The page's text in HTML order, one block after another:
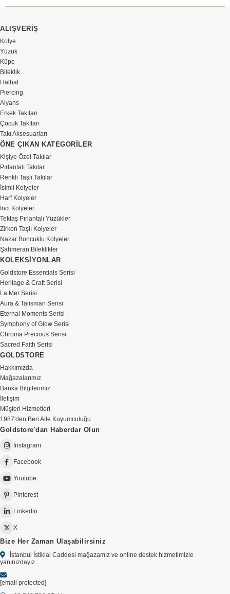
ALIŞVERİŞ
Kolye
Yüzük
Küpe
Bileklik
Halhal
Piercing
Alyans
Erkek Takıları
Çocuk Takıları
Takı Aksesuarları
ÖNE ÇIKAN KATEGORİLER
Kişiye Özel Takılar
Pırlantalı Takılar
Renkli Taşlı Takılar
İsimli Kolyeler
Harf Kolyeler
İnci Kolyeler
Tektaş Pırlantalı Yüzükler
Zirkon Taşlı Kolyeler
Nazar Boncuklu Kolyeler
Şahmeran Bileklikler
KOLEKSİYONLAR
Goldstore Essentials Serisi
Heritage & Craft Serisi
La Mer Serisi
Aura & Talisman Serisi
Eternal Moments Serisi
Symphony of Glow Serisi
Chroma Precious Serisi
Sacred Faith Serisi
GOLDSTORE
Hakkımızda
Mağazalarımız
Banka Bilgilerimiz
İletişim
Müşteri Hizmetleri
1987'den Beri Aile Kuyumculuğu
Goldstore'dan Haberdar Olun
Instagram
Facebook
Youtube
Pinterest
Linkedin
X
Bize Her Zaman Ulaşabilirsiniz
İstanbul İstiklal Caddesi mağazamız ve online destek hizmetimizle
yanınızdayız.
[email protected]